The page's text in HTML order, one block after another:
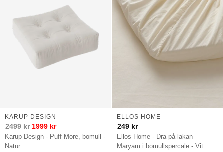
Karup Design - Puff More, bomull -
Natur
KARUP DESIGN
2499kr 1999 kr
Ellos Home - Dra-på-lakan
Maryam i bomullspercale - Vit
ELLOS HOME
249 kr